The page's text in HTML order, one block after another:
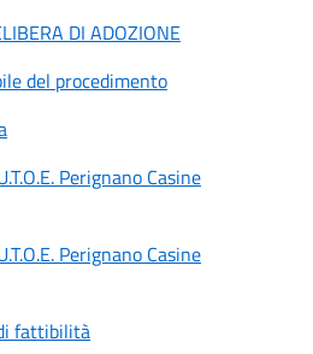
DI ADOZIONE
del procedimento
Perignano Casine
Perignano Casine
fattibilità